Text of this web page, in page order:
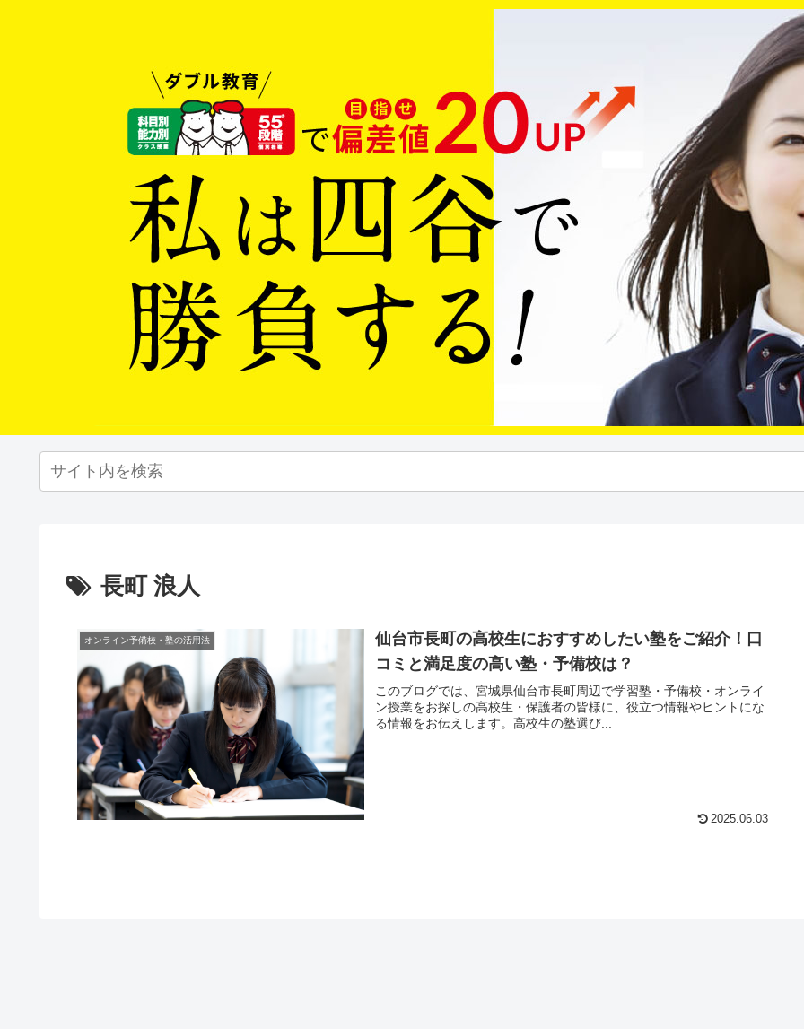
長町 浪人
オンライン予備校・塾の活用法
仙台市長町の高校生におすすめしたい塾をご紹介！口
コミと満足度の高い塾・予備校は？
このブログでは、宮城県仙台市長町周辺で学習塾・予備校・オンライ
ン授業をお探しの高校生・保護者の皆様に、役立つ情報やヒントにな
る情報をお伝えします。高校生の塾選び...
2025.06.03